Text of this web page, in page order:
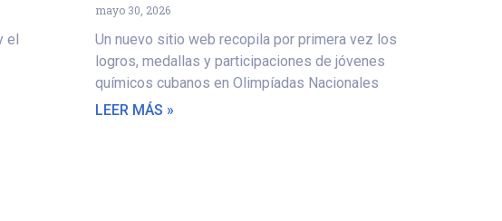
el
mayo 30, 2026
Un nuevo sitio web recopila por primera vez los
logros, medallas y participaciones de jóvenes
químicos cubanos en Olimpíadas Nacionales
LEER MÁS »